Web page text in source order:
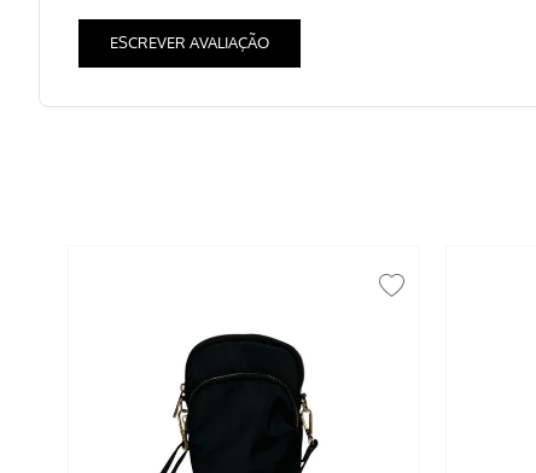
ESCREVER AVALIAÇÃO